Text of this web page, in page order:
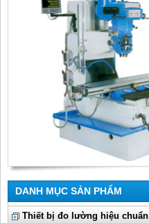
DANH MỤC SẢN PHẨM
Thiết bị đo lường hiệu chuẩn